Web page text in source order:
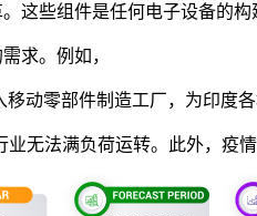
这些组件是任何电子设备的构
求。例如，
动零部件制造工厂，为印度
无法满负荷运转。此外，疫